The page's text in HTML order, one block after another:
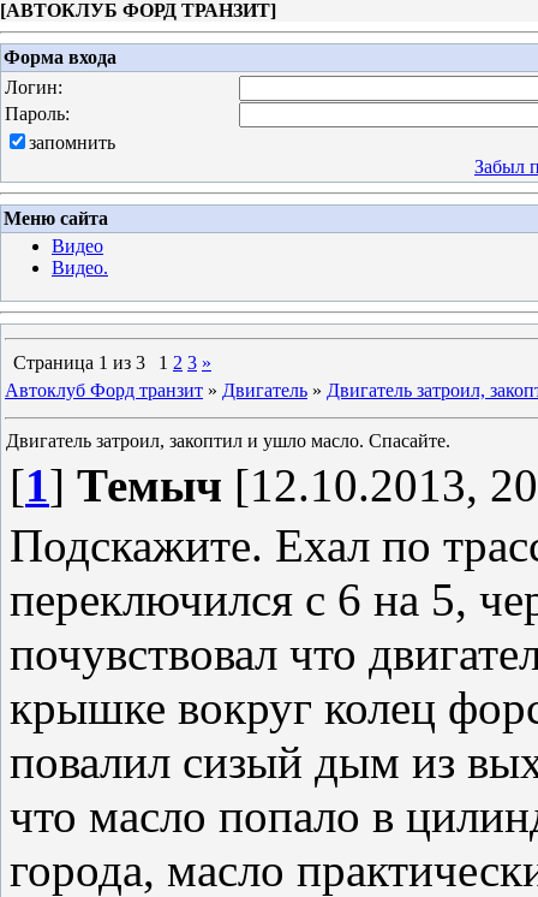
[АВТОКЛУБ ФОРД ТРАНЗИТ]
Форма входа
Логин:
Пароль:
запомнить
Забыл
Меню сайта
Видео
Видео.
Страница 1 из 3 1 2 3 »
Автоклуб Форд транзит » Двигатель » Двигатель затроил,
Двигатель затроил, закоптил и ушло масло. Спасайте.
[1] Темыч [12.10.2013,
Подскажите. Ехал по
переключился с 6 на 5,
почувствовал что
крышке вокруг колец
повалил сизый дым из
что масло попало в
города, масло